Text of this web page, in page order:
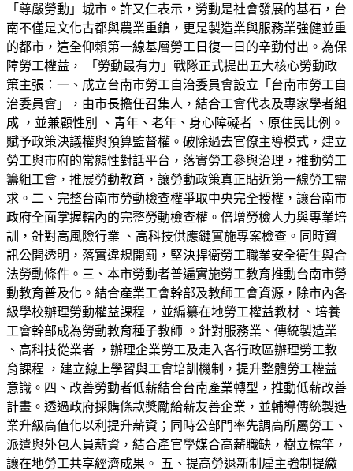
「尊嚴勞動」城市。許又仁表示，勞動是社會發展的基石，台
南不僅是文化古都與農業重鎮，更是製造業與服務業強健並重
的都市，這全仰賴第一線基層勞工日復一日的辛勤付出。為保
障勞工權益， 「勞動最有力」戰隊正式提出五大核心勞動政
策主張：一、成立台南市勞工自治委員會設立「台南市勞工自
治委員會」，由市長擔任召集人，結合工會代表及專家學者組
成 ，並兼顧性別 、青年、老年、身心障礙者 、原住民比例。
賦予政策決議權與預算監督權。破除過去官僚主導模式，建立
勞工與市府的常態性對話平台，落實勞工參與治理，推動勞工
籌組工會，推展勞動教育，讓勞動政策真正貼近第一線勞工需
求。二、完整台南市勞動檢查權爭取中央完全授權，讓台南市
政府全面掌握轄內的完整勞動檢查權。倍增勞檢人力與專業培
訓，針對高風險行業 、高科技供應鏈實施專案檢查。同時資
訊公開透明，落實違規開罰，堅決捍衛勞工職業安全衛生與合
法勞動條件。三、本市勞動者普遍實施勞工教育推動台南市勞
動教育普及化。結合產業工會幹部及教師工會資源，除市內各
級學校辦理勞動權益課程 ，並編纂在地勞工權益教材 、培養
工會幹部成為勞動教育種子教師 。針對服務業、傳統製造業
、高科技從業者 ，辦理企業勞工及走入各行政區辦理勞工教
育課程 ，建立線上學習與工會培訓機制，提升整體勞工權益
意識。四、改善勞動者低薪結合台南產業轉型，推動低薪改善
計畫。透過政府採購條款獎勵給薪友善企業，並輔導傳統製造
業升級高值化以利提升薪資；同時公部門率先調高所屬勞工、
派遣與外包人員薪資，結合產官學媒合高薪職缺，樹立標竿，
讓在地勞工共享經濟成果。 五、提高勞退新制雇主強制提繳